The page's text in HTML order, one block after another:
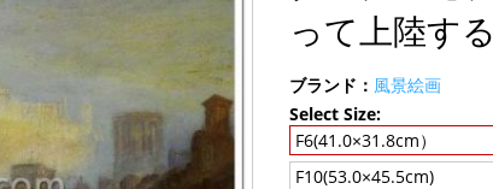
って上陸す
ブランド： 風景絵画
Select Size:
F6(41.0×31.8cm）
F10(53.0×45.5cm)